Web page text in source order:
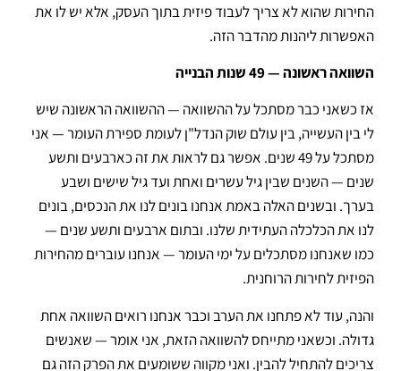
החירות שהוא לא צריך לעבוד פיזית בתוך העסק, אלא יש לו את
האפשרות ליהנות מהדבר הזה.
השוואה ראשונה — 49 שנות הבנייה
אז כשאני כבר מסתכל על ההשוואה — ההשוואה הראשונה שיש
לי בין העשייה, בין עולם שוק הנדל"ן לעומת ספירת העומר — אני
מסתכל על 49 שנים. אפשר גם לראות את זה כארבעים ותשע
שנים — השנים שבין גיל עשרים ואחת ועד גיל שישים ושבע
בערך. ובשנים האלה באמת אנחנו בונים לנו את הנכסים, בונים
לנו את הכלכלה העתידית שלנו. ובתום ארבעים ותשע שנים —
כמו שאנחנו מסתכלים על ימי העומר — אנחנו עוברים מהחירות
הפיזית לחירות הרוחנית.
והנה, עוד לא פתחנו את הערב וכבר אנחנו רואים השוואה אחת
גדולה. וכשאני מתייחס להשוואה הזאת, אני אומר — שאנשים
צריכים להתחיל להבין. ואני מקווה ששומעים את הפרק הזה גם